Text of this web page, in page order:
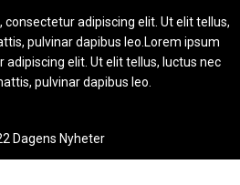
adipiscing elit. Ut elit tellus,
pulvinar dapibus leo.Lorem ipsum
elit. Ut elit tellus, luctus nec
pulvinar dapibus leo.
Dagens Nyheter